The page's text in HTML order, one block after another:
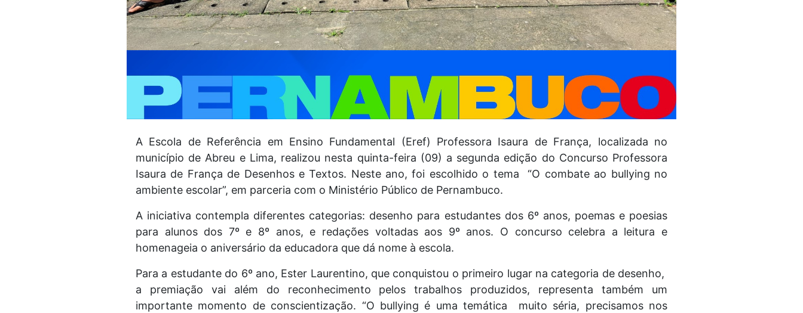
A Escola de Referência em Ensino Fundamental (Eref) Professora Isaura de França, localizada no
município de Abreu e Lima, realizou nesta quinta-feira (09) a segunda edição do Concurso Professora
Isaura de França de Desenhos e Textos. Neste ano, foi escolhido o tema “O combate ao bullying no
ambiente escolar”, em parceria com o Ministério Público de Pernambuco.
A iniciativa contempla diferentes categorias: desenho para estudantes dos 6º anos, poemas e poesias
para alunos dos 7º e 8º anos, e redações voltadas aos 9º anos. O concurso celebra a leitura e
homenageia o aniversário da educadora que dá nome à escola.
Para a estudante do 6º ano, Ester Laurentino, que conquistou o primeiro lugar na categoria de desenho,
a premiação vai além do reconhecimento pelos trabalhos produzidos, representa também um
importante momento de conscientização. “O bullying é uma temática muito séria, precisamos nos